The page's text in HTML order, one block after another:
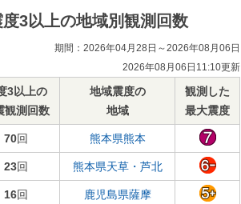
度3以上の地域別観測回数
期間：2026年04月28日～2026年08月06日
2026年08月06日11:10更新
3以上の
観測回数
地域震度の
地域
観測した
最大震度
70回 熊本県熊本
23回 熊本県天草・芦北
16回 鹿児島県薩摩